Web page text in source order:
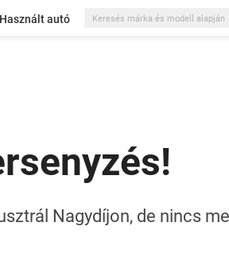
Használt autó
Nagydíjon, de nincs